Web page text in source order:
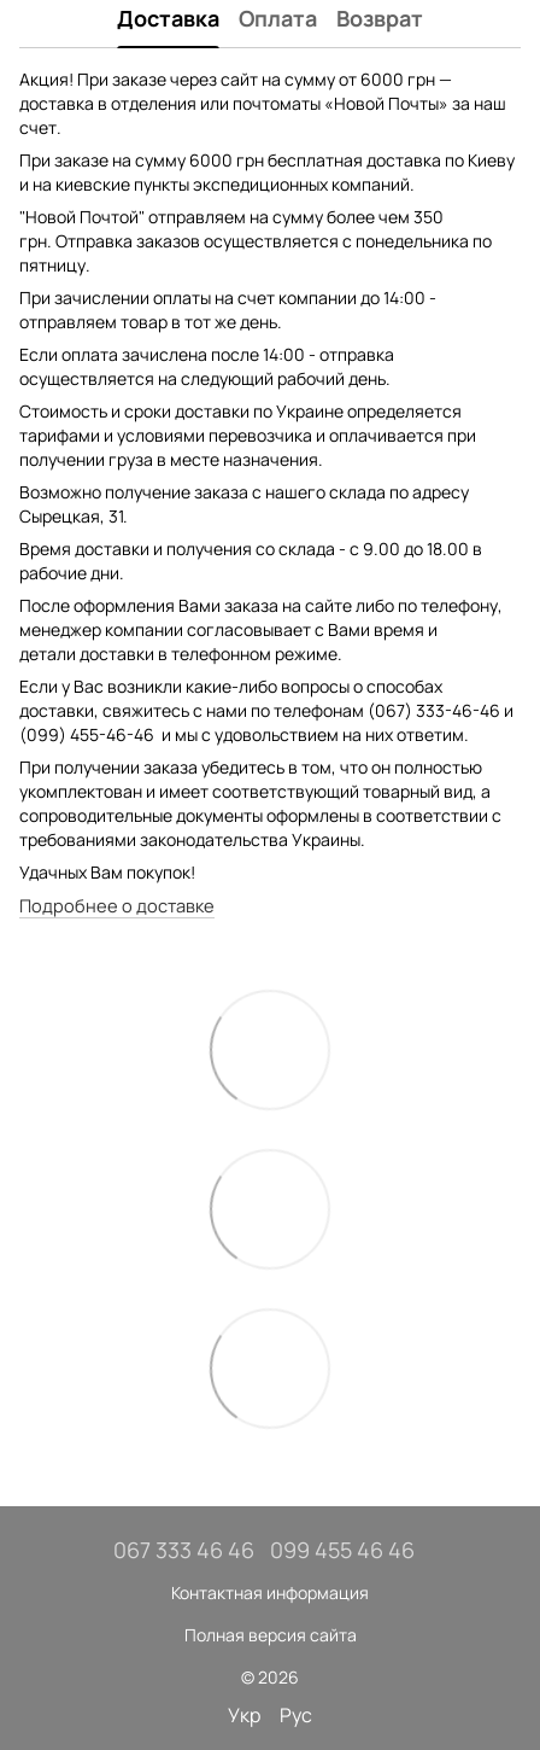
Доставка Оплата Возврат
Акция! При заказе через сайт на сумму от 6000 грн —
доставка в отделения или почтоматы «Новой Почты» за наш
счет.
При заказе на сумму 6000 грн бесплатная доставка по Киеву
и на киевские пункты экспедиционных компаний.
"Новой Почтой" отправляем на сумму более чем 350
грн. Отправка заказов осуществляется с понедельника по
пятницу.
При зачислении оплаты на счет компании до 14:00 -
отправляем товар в тот же день.
Если оплата зачислена после 14:00 - отправка
осуществляется на следующий рабочий день.
Стоимость и сроки доставки по Украине определяется
тарифами и условиями перевозчика и оплачивается при
получении груза в месте назначения.
Возможно получение заказа с нашего склада по адресу
Сырецкая, 31.
Время доставки и получения со склада - с 9.00 до 18.00 в
рабочие дни.
После оформления Вами заказа на сайте либо по телефону,
менеджер компании согласовывает с Вами время и
детали доставки в телефонном режиме.
Если у Вас возникли какие-либо вопросы о способах
доставки, свяжитесь с нами по телефонам (067) 333-46-46 и
(099) 455-46-46 и мы с удовольствием на них ответим.
При получении заказа убедитесь в том, что он полностью
укомплектован и имеет соответствующий товарный вид, а
сопроводительные документы оформлены в соответствии с
требованиями законодательства Украины.
Удачных Вам покупок!
Подробнее о доставке
067 333 46 46 099 455 46 46
Контактная информация
Полная версия сайта
© 2026
Укр Рус